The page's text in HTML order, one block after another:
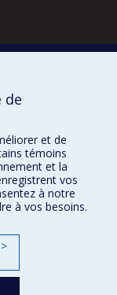
de
et de
témoins
et la
vos
à notre
à vos besoins.
>